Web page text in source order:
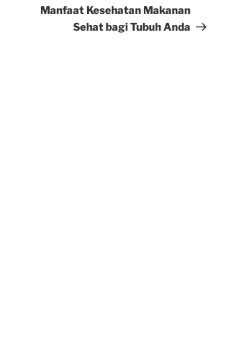
Post
Manfaat Kesehatan Makanan
Sehat bagi Tubuh Anda